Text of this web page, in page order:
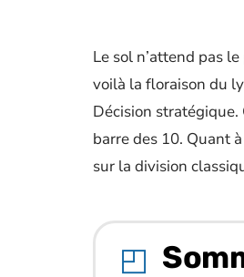
Le sol n’attend pas
voilà la floraison du
Décision stratégique.
barre des 10. Quant
sur la division